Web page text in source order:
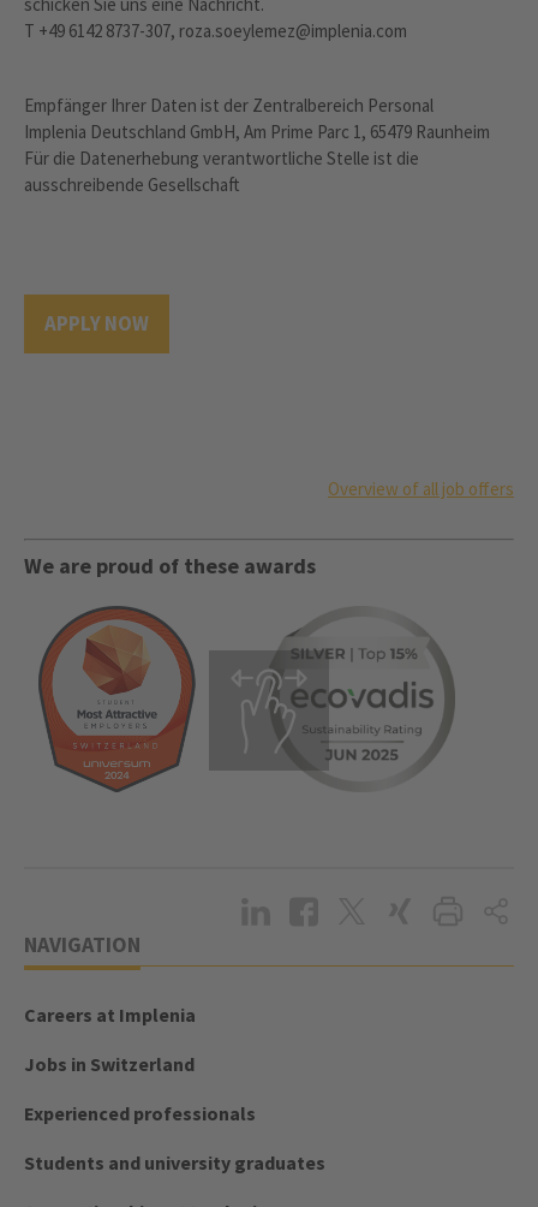
T +49 6142 8737-307, roza.soeylemez@implenia.com
Empfänger Ihrer Daten ist der Zentralbereich Personal
Implenia Deutschland GmbH, Am Prime Parc 1, 65479 Raunheim
Für die Datenerhebung verantwortliche Stelle ist die
ausschreibende Gesellschaft
APPLY NOW
Overview of all job offers
We are proud of these awards
NAVIGATION
Careers at Implenia
Jobs in Switzerland
Experienced professionals
Students and university graduates